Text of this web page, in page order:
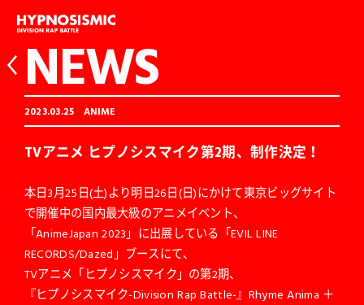
NEWS
2023.03.25 ANIME
TVアニメ ヒプノシスマイク第2期、制作決定！
本日3月25日(土)より明日26日(日)にかけて東京ビッグサイト
で開催中の国内最大級のアニメイベント、
「AnimeJapan 2023」に出展している「EVIL LINE
RECORDS/Dazed」ブースにて、
TVアニメ「ヒプノシスマイク」の第2期、
『ヒプノシスマイク-Division Rap Battle-』Rhyme Anima ＋